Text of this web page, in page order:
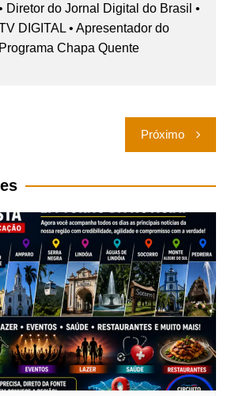
Diretor do Jornal Digital do Brasil •
DIGITAL • Apresentador do
Programa Chapa Quente
Próximo